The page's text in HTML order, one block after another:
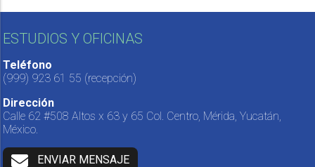
ESTUDIOS Y OFICINAS
Teléfono
(999) 923 61 55 (recepción)
Dirección
Calle 62 #508 Altos x 63 y 65 Col. Centro, Mérida, Yucatán,
México.
ENVIAR MENSAJE